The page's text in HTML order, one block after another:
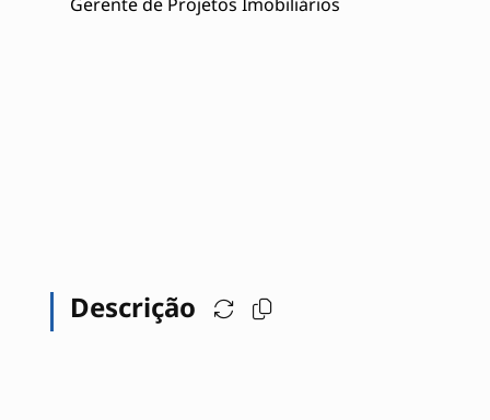
Descrição